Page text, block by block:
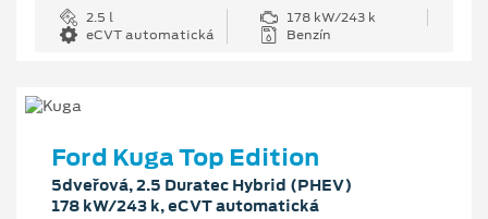
2.5 l
178 kW/243 k
eCVT automatická
Benzín
Ford Kuga Top Edition
5dveřová, 2.5 Duratec Hybrid (PHEV)
178 kW/243 k, eCVT automatická